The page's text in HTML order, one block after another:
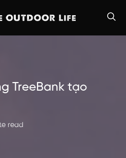
TreeBank tạo
read